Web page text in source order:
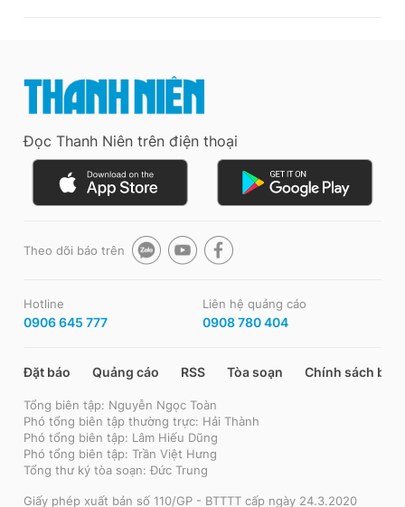
Đọc Thanh Niên trên điện thoại
Theo dõi báo trên
Hotline
0906 645 777
Liên hệ quảng cáo
0908 780 404
Đặt báo Quảng cáo RSS Tòa soạn Chính sách bảo
Tổng biên tập: Nguyễn Ngọc Toàn
Phó tổng biên tập thường trực: Hải Thành
Phó tổng biên tập: Lâm Hiếu Dũng
Phó tổng biên tập: Trần Việt Hưng
Tổng thư ký tòa soạn: Đức Trung
Giấy phép xuất bản số 110/GP - BTTTT cấp ngày 24.3.2020